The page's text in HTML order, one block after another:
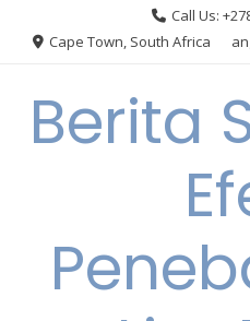
Call Us:
Cape Town, South Africa
Berita